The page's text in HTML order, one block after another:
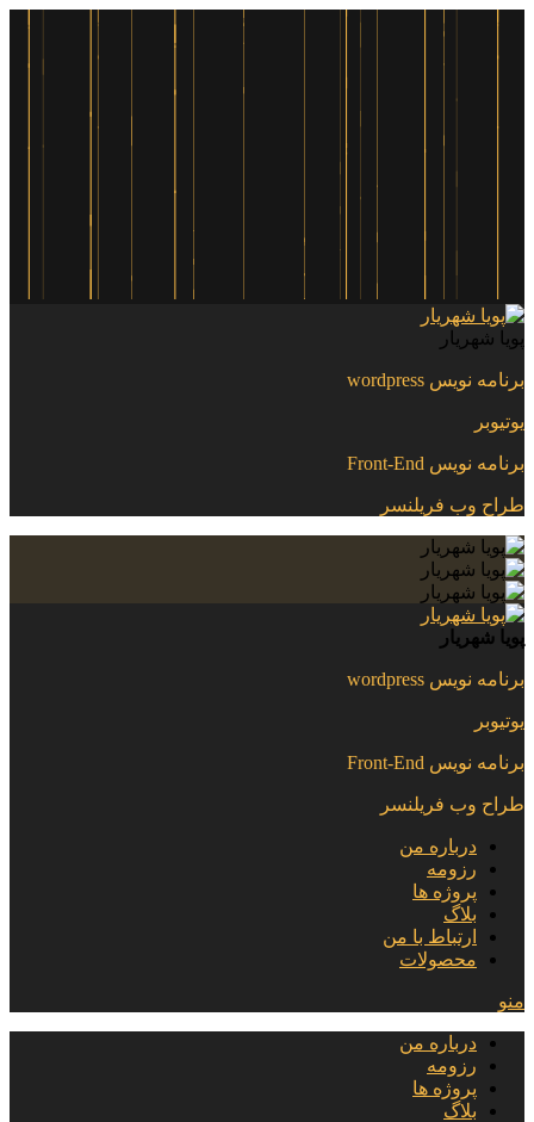
پویا شهریار
برنامه نویس wordpress
یوتیوبر
برنامه نویس Front-End
طراح وب فریلنسر
پویا شهریار
برنامه نویس wordpress
یوتیوبر
برنامه نویس Front-End
طراح وب فریلنسر
درباره من
رزومه
پروژه ها
بلاگ
ارتباط با من
محصولات
منو
درباره من
رزومه
پروژه ها
بلاگ